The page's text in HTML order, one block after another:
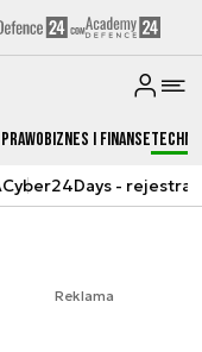
Biznes i Finanse
Cyber24Days -
Reklama